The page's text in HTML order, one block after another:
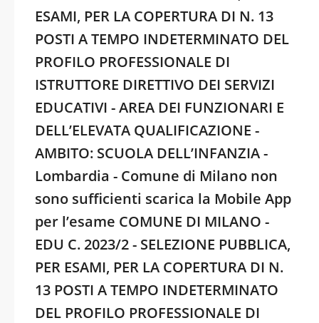
ESAMI, PER LA COPERTURA DI N. 13
POSTI A TEMPO INDETERMINATO DEL
PROFILO PROFESSIONALE DI
ISTRUTTORE DIRETTIVO DEI SERVIZI
EDUCATIVI - AREA DEI FUNZIONARI E
DELL’ELEVATA QUALIFICAZIONE -
AMBITO: SCUOLA DELL’INFANZIA -
Lombardia - Comune di Milano non
sono sufficienti scarica la Mobile App
per l’esame COMUNE DI MILANO -
EDU C. 2023/2 - SELEZIONE PUBBLICA,
PER ESAMI, PER LA COPERTURA DI N.
13 POSTI A TEMPO INDETERMINATO
DEL PROFILO PROFESSIONALE DI